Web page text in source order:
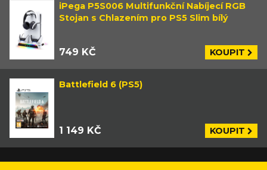
iPega P5S006 Multifunkční Nabíjecí RGB
Stojan s Chlazením pro PS5 Slim bílý
749 KČ KOUPIT
Battlefield 6 (PS5)
1 149 KČ KOUPIT